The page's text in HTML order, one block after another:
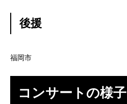
後援
福岡市
コンサートの様子